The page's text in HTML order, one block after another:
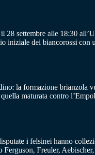
28 settembre alle 18:30
iniziale dei biancorossi con
la formazione brianzola
maturata contro
i felsinei hanno
Freuler,